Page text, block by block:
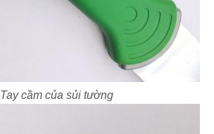
Tay cầm của sủi tường